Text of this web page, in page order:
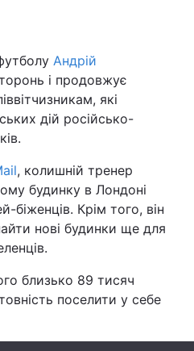
Війна
Політика
Світ
Наука
Лайт
Інциденти
Погода
Регіони
Андрій
і продовжує
які
дій російсько-
, колишній тренер
будинку в Лондоні
біженців. Крім того, він
нові будинки ще для
близько 89 тисяч
поселити у себе